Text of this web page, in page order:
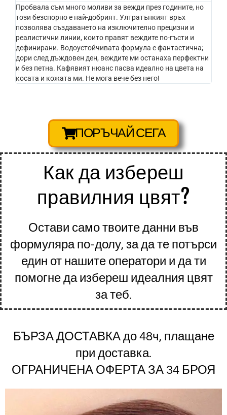
Пробвала съм много моливи за вежди през годините, но
този безспорно е най-добрият. Ултратънкият връх
позволява създаването на изключително прецизни и
реалистични линии, които правят веждите по-гъсти и
дефинирани. Водоустойчивата формула е фантастична;
дори след дъждовен ден, веждите ми останаха перфектни
и без петна. Кафявият нюанс пасва идеално на цвета на
косата и кожата ми. Не мога вече без него!
ПОРЪЧАЙ СЕГА
Как да избереш
правилния цвят?
Остави само твоите данни във
формуляра по-долу, за да те потърси
един от нашите оператори и да ти
помогне да избереш идеалния цвят
за теб.
БЪРЗА ДОСТАВКА до 48ч, плащане
при доставка.
ОГРАНИЧЕНА ОФЕРТА ЗА 34 БРОЯ